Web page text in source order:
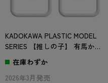
KADOKAWA PLASTIC MODEL
SERIES 【推しの子】 有馬かな
/ 有馬かな DX ver. 表情パーツ
セット(通常)
在庫わずか
2026年3月発売